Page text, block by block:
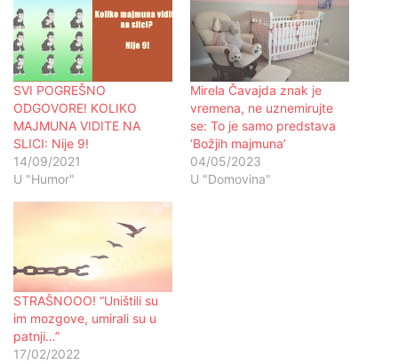
SVI POGREŠNO
ODGOVORE! KOLIKO
MAJMUNA VIDITE NA
SLICI: Nije 9!
14/09/2021
U "Humor"
Mirela Čavajda znak je
vremena, ne uznemirujte
se: To je samo predstava
‘Božjih majmuna’
04/05/2023
U "Domovina"
STRAŠNOOO! “Uništili su
im mozgove, umirali su u
patnji…”
17/02/2022